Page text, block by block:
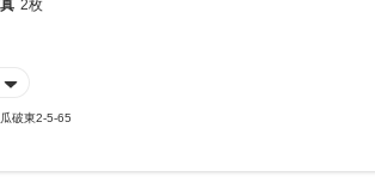
2枚
破東2-5-65